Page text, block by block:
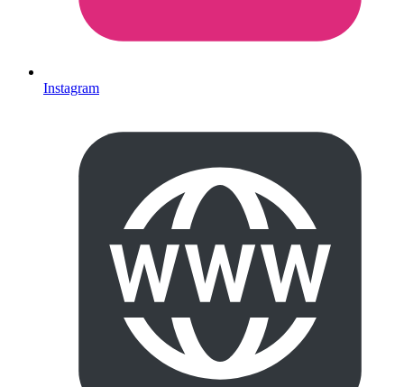
Instagram